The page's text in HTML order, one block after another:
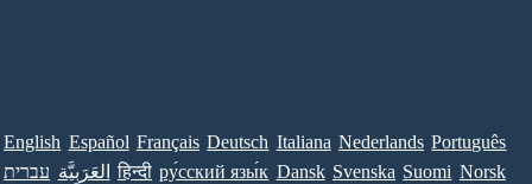
English Español Français Deutsch Italiana Nederlands Português
עברית العَرَبِيَّة हिन्दी ру́сский язы́к Dansk Svenska Suomi Norsk